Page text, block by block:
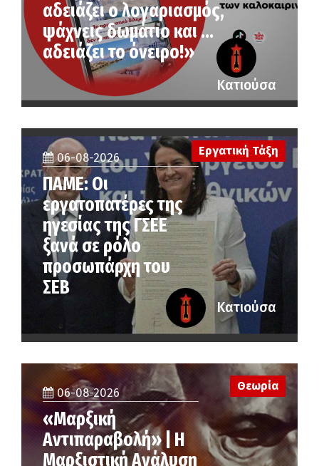
αδειάζει ο λογαριασμός,
ψάχνεις δωμάτιο και …
αδειάζει το όνειρο!»
Κατιούσα
06-08-2026
ΠΑΜΕ: Οι
εργατοπατέρες της
ηγεσίας της ΓΣΕΕ
ξανά σε ρόλο
προσωπάρχη του
ΣΕΒ
Εργατική Τάξη
Κατιούσα
06-08-2026
«Μαρξική
Αντιπαραβολή» | Η
Μαρξιστική Ανάλυση
Θεωρία